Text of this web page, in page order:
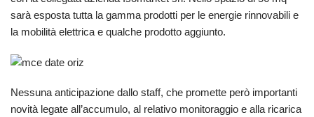
sarà esposta tutta la gamma prodotti per le energie rinnovabili e
la mobilità elettrica e qualche prodotto aggiunto.
Nessuna anticipazione dallo staff, che promette però importanti
novità legate all’accumulo, al relativo monitoraggio e alla ricarica